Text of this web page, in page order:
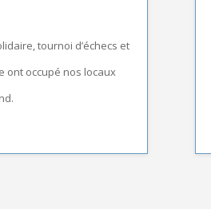
tournoi d’échecs et
ont occupé nos locaux